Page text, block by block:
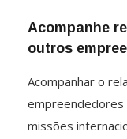
Acompanhe
outros
Acompanhar o
empreendedores
missões